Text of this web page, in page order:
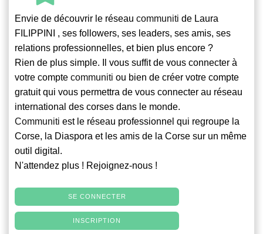
Envie de découvrir le réseau communiti de Laura
FILIPPINI , ses followers, ses leaders, ses amis, ses
relations professionnelles, et bien plus encore ?
Rien de plus simple. Il vous suffit de vous connecter à
votre compte communiti ou bien de créer votre compte
gratuit qui vous permettra de vous connecter au réseau
international des corses dans le monde.
Communiti est le réseau professionnel qui regroupe la
Corse, la Diaspora et les amis de la Corse sur un même
outil digital.
N'attendez plus ! Rejoignez-nous !
SE CONNECTER
INSCRIPTION